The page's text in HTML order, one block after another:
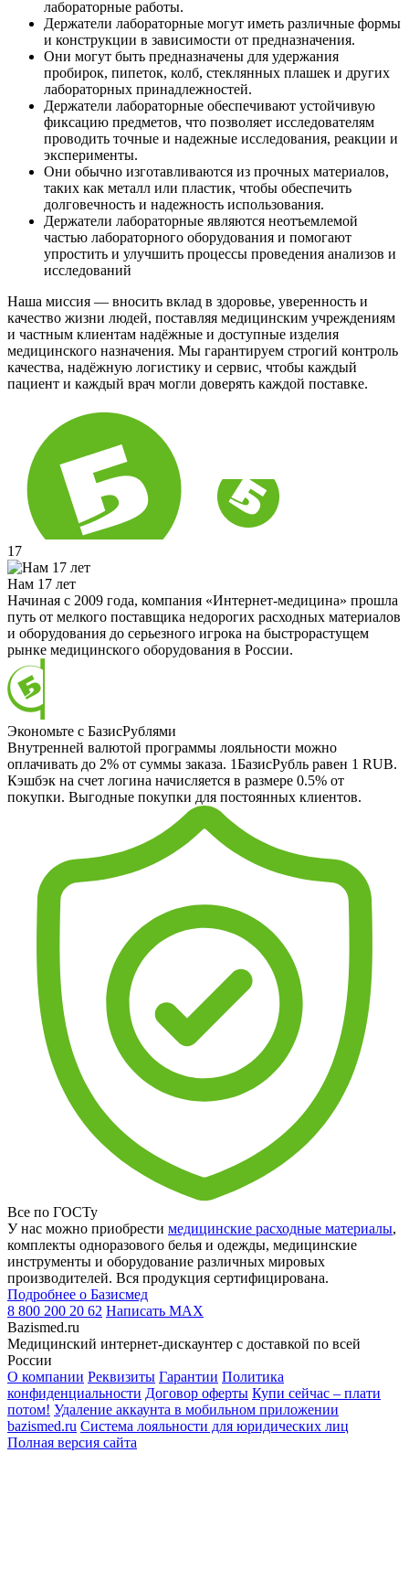
лабораторные работы.
Держатели лабораторные могут иметь различные формы
и конструкции в зависимости от предназначения.
Они могут быть предназначены для удержания
пробирок, пипеток, колб, стеклянных плашек и других
лабораторных принадлежностей.
Держатели лабораторные обеспечивают устойчивую
фиксацию предметов, что позволяет исследователям
проводить точные и надежные исследования, реакции и
эксперименты.
Они обычно изготавливаются из прочных материалов,
таких как металл или пластик, чтобы обеспечить
долговечность и надежность использования.
Держатели лабораторные являются неотъемлемой
частью лабораторного оборудования и помогают
упростить и улучшить процессы проведения анализов и
исследований
Наша миссия — вносить вклад в здоровье, уверенность и
качество жизни людей, поставляя медицинским учреждениям
и частным клиентам надёжные и доступные изделия
медицинского назначения. Мы гарантируем строгий контроль
качества, надёжную логистику и сервис, чтобы каждый
пациент и каждый врач могли доверять каждой поставке.
17
Нам 17 лет
Начиная с 2009 года, компания «Интернет-медицина» прошла
путь от мелкого поставщика недорогих расходных материалов
и оборудования до серьезного игрока на быстрорастущем
рынке медицинского оборудования в России.
Экономьте с БазисРублями
Внутренней валютой программы лояльности можно
оплачивать до 2% от суммы заказа. 1БазисРубль равен 1 RUB.
Кэшбэк на счет логина начисляется в размере 0.5% от
покупки. Выгодные покупки для постоянных клиентов.
Все по ГОСТу
У нас можно приобрести медицинские расходные материалы,
комплекты одноразового белья и одежды, медицинские
инструменты и оборудование различных мировых
производителей. Вся продукция сертифицирована.
Подробнее о Базисмед
8 800 200 20 62 Написать MAX
Bazismed.ru
Медицинский интернет-дискаунтер с доставкой по всей
России
О компании Реквизиты Гарантии Политика
конфиденциальности Договор оферты Купи сейчас – плати
потом! Удаление аккаунта в мобильном приложении
bazismed.ru Система лояльности для юридических лиц
Полная версия сайта